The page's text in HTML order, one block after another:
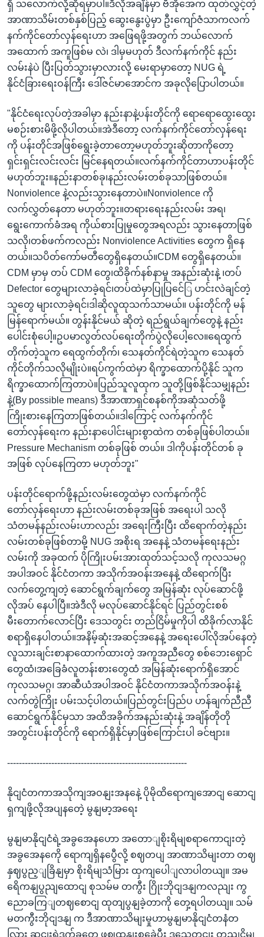
ရှိ သလောက်လို့ဆိုရမှာပါ။ဒီလိုအချိန်မှာ ဗီအိုအေက ထုတ်လွှင့်တဲ့
အာဏာသိမ်းတစ်နှစ်ပြည့် ဆွေးနွေးပွဲမှာ ဦးကျော်ဇံသာကလက်
နက်ကိုင်တော်လှန်ရေးဟာ အဖြေရဖို့အတွက် ဘယ်လောက်
အထောက် အကူဖြစ်မ လဲ၊ ဒါမှမဟုတ် ဒီလက်နက်ကိုင် နည်း
လမ်းနဲပဲ ပြီးပြတ်သွားမှာလားလို့ မေးရာမှာတော့ NUG ရဲ့
နိုင်ငံခြားရေးဝန်ကြီး ဒေါ်ဇင်မာအောင်က အခုလိုပြောပါတယ်။
"နိုင်ငံရေးလုပ်တဲ့အခါမှာ နည်းနာနဲ့ပန်းတိုင်ကို ရောရောထွေးထွေး
မစဉ်းစားမိဖို့လိုပါတယ်။အဲဒီတော့ လက်နက်ကိုင်တော်လှန်ရေး
ကို ပန်းတိုင်အဖြစ်ရွေးခဲ့တာတော့မဟုတ်ဘူးဆိုတာကိုတော့
ရှင်းရှင်းလင်းလင်း မြင်နေရတယ်။လက်နက်ကိုင်တာဟာပန်းတိုင်
မဟုတ်ဘူး။နည်းနာတစ်ခု၊နည်းလမ်းတစ်ခုသာဖြစ်တယ်။
Nonviolence နဲ့လည်းသွားနေတာပဲ။Nonviolence ကို
လက်လွှတ်နေတာ မဟုတ်ဘူး။တရားရေးနည်းလမ်း အရ၊
ရွေးကောက်ခံအရ ကိုယ်စားပြုမှုတွေအရလည်း သွားနေတာဖြစ်
သလို၊တစ်ဖက်ကလည်း Nonviolence Activities တွေက ရှိနေ
တယ်။သပိတ်ကော်မတီတွေရှိနေတယ်။CDM တွေရှိနေတယ်။
CDM မှာမှ တပ် CDM တွေ၊ထိခိုက်နစ်နာမှု အနည်းဆုံးနဲ့ ၊တပ်
Defector တွေများလာခဲ့ရင်၊တပ်ထဲမှာပြုပြင်ေြ ပာင်းလဲချင်တဲ့
သူတွေ များလာခဲ့ရင်၊ဒါဆိုလူထုသက်သာမယ်။ ပန်းတိုင်ကို မန်
မြန်ရောက်မယ်။ တွန်းနိုင်မယ် ဆိုတဲ့ ရည်ရွယ်ချက်တွေနဲ့ နည်း
ပေါင်းစုံပေါ့။ဥပမာလွတ်လပ်ရေးတိုက်ပွဲလိုပေါ့လေ။ရေထွက်
တိုက်တဲ့သူက ရေထွက်တိုက်၊ သေနတ်ကိုင်ရဲတဲ့သူက သေနတ်
ကိုင်တိုက်သလိုမျိုးပဲ။ရပ်ကွက်ထဲမှာ ရိက္ခာထောက်ပို့နိုင် သူက
ရိက္ခာထောက်ကြတာပဲ။ပြည်သူလူထုက သူတို့ဖြစ်နိုင်သမျှနည်း
နဲ့(By possible means) ဒီအာဏာရှင်စနစ်ကိုအဆုံသတ်ဖို့
ကြိုးစားနေကြတာဖြစ်တယ်။ဒါကြောင့် လက်နက်ကိုင်
တော်လှန်ရေးက နည်းနာပေါင်းများစွာထဲက တစ်ခုဖြစ်ပါတယ်။
Pressure Mechanism တစ်ခုဖြစ် တယ်။ ဒါကိုပန်းတိုင်တစ် ခု
အဖြစ် လုပ်နေကြတာ မဟုတ်ဘူး"
ပန်းတိုင်ရောက်ဖို့နည်းလမ်းတွေထဲမှာ လက်နက်ကိုင်
တော်လှန်ရေးဟာ နည်းလမ်းတစ်ခုအဖြစ် အရေးပါ သလို
သံတမန်နည်းလမ်းဟာလည်း အရေးကြီးပြီး ထိရောက်တဲ့နည်း
လမ်းတစ်ခုဖြစ်တာမို့ NUG အစိုးရ အနေနဲ့ သံတမန်ရေးနည်း
လမ်းကို အခုထက် ပိုကြိုးပမ်းအားထုတ်သင့်သလို ကုလသမဂ္ဂ
အပါအဝင် နိုင်ငံတကာ အသိုက်အဝန်းအနေနဲ့ ထိရောက်ပြီး
လက်တွေ့ကျတဲ့ ဆောင်ရွက်ချက်တွေ အမြန်ဆုံး လုပ်ဆောင်ဖို့
လိုအပ် နေပါပြီ။အဲဒီလို မလုပ်ဆောင်နိုင်ရင် ပြည်တွင်းစစ်
မီးတောက်လောင်ပြီး ဒေသတွင်း တည်ငြိမ်မှုကိုပါ ထိခိုက်လာနိုင်
စရာရှိနေပါတယ်။အနိမ့်ဆုံးအဆင့်အနေနဲ့ အရေးပေါ်လိုအပ်နေတဲ့
လူသားချင်းစာနာထောက်ထားတဲ့ အကူအညီတွေ စစ်ဘေးရှောင်
တွေထံ၊အခြေခံလူတန်းစားတွေထံ အမြန်ဆုံးရောက်ရှိအောင်
ကုလသမဂ္ဂ၊ အာဆီယံအပါအဝင် နိုင်ငံတကာအသိုက်အဝန်းနဲ့
လက်တွဲကြိုး ပမ်းသင့်ပါတယ်။ပြည်တွင်းပြည်ပ ဟန်ချက်ညီညီ
ဆောင်ရွက်နိုင်မှသာ အထိအခိုက်အနည်းဆုံးနဲ့ အချိန်တိုတို
အတွင်းပန်းတိုင်ကို ရောက်ရှိနိုင်မှာဖြစ်ကြောင်းပါ ခင်ဗျား။
-------------------------------------------------------------
နိုငျငံတကာအသိုကျအဝနျးအနနေဲ့ ပိုမိုထိရောကျအောငျ ဆောငျ
ရှကျဖို့လိုအပျနတေဲ့ မွနျမာ့အရေး
မွနျမာနိုငျငံရဲ့အခွအေနဟော အတောျစိုးရိမျစရာကောငျးတဲ့
အခွအေနကေို ရောကျရှိနပွေီလို့ စဈတပျ အာဏာသိမျးတာ တဈ
နှဈပွည့ျခြိနျမှာ စိုးရိမျသံမြား ထှကျပေါျလာပါတယျ။ အမ
ရေိကနျပွညျထောငျ စုသမ်မ တကွီး ဂြိုးဘိုငျဒနျကလညျး ကွ
ညောခကြျတဈစောငျ ထုတျပွနျခဲ့တာကို တှေ့ရပါတယျ။ သမ်
မတကွီးဘိုငျဒနျ က ဒီအာဏာသိမျးမှုဟာမွနျမာနိုငျငံတနံတ
လြား ဆငျးရဲဒုက်ခတှေ ဖွဈထှနျးစခေဲ့ပွီး ဒသေတှငျး တညျငွိမျ